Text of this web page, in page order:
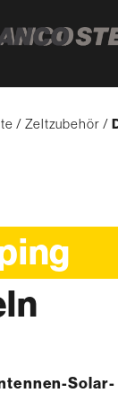
Zeltzubehör
Solar-